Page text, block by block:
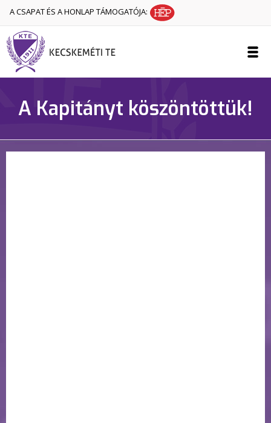
A CSAPAT ÉS A HONLAP TÁMOGATÓJA:
A Kapitányt köszöntöttük!